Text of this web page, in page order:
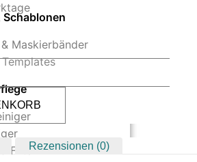
Maskierbänder
FilterRezensionen (0)